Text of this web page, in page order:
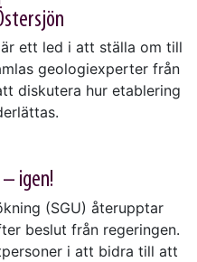
ett led i att ställa om till
geologiexperter från
diskutera hur etablering
igen!
(SGU) återupptar
beslut från regeringen.
i att bidra till att